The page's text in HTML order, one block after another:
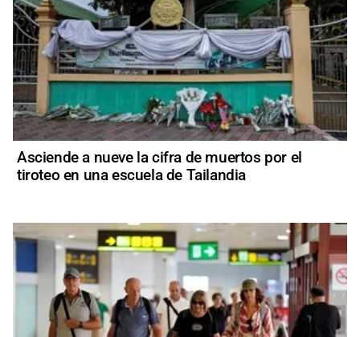
Asciende a nueve la cifra de muertos por el
tiroteo en una escuela de Tailandia